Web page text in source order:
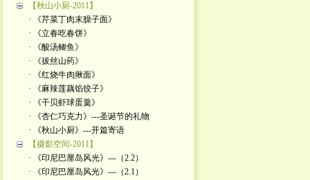
【秋山小厨-2011】
· 《芹菜丁肉末臊子面》
· 《立春吃春饼》
· 《酸汤鲫鱼》
· 《拔丝山药》
· 《红烧牛肉揪面》
· 《麻辣莲藕馅饺子》
· 《干贝虾球蛋羹》
· 《杏仁巧克力》---圣诞节的礼物
· 《秋山小厨》---开篇寄语
【摄影空间-2011】
· 《印尼巴厘岛风光》---（2.2）
· 《印尼巴厘岛风光》---（2.1）